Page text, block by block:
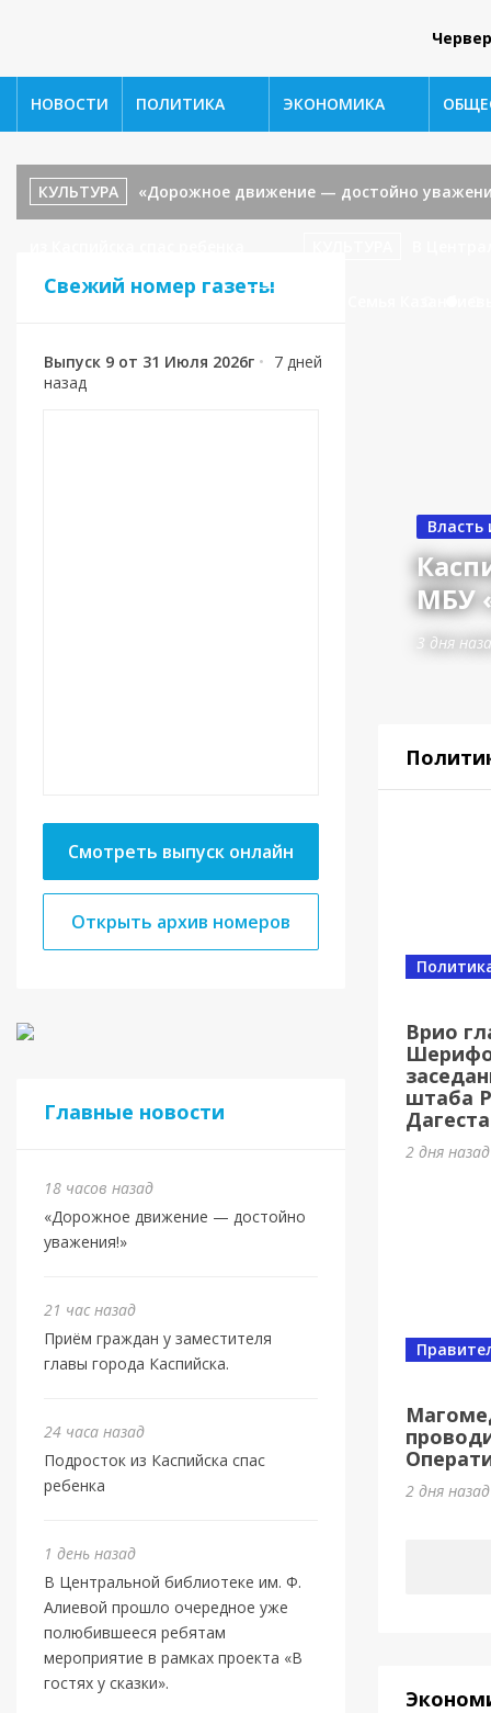
НОВОСТИ ПОЛИТИКА ЭКОНОМИКА
КУЛЬТУРА «Дорожное движение — достойно
«В гостях у сказки».
Свежий номер газеты
Выпуск 9 от 31 Июля 2026г • 7 дней
назад
Смотреть выпуск онлайн
Открыть архив номеров
Главные новости
18 часов назад
«Дорожное движение — достойно
уважения!»
21 час назад
Приём граждан у заместителя
главы города Каспийска.
24 часа назад
Подросток из Каспийска спас
ребенка
1 день назад
В Центральной библиотеке им. Ф.
Алиевой прошло очередное уже
полюбившееся ребятам
мероприятие в рамках проекта «В
гостях у сказки».
Власть
МБУ
3 дня
Врио
штаба
2 дня
2 дня